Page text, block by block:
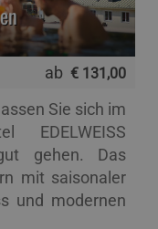
ab € 131,00
Sie sich im
gehen. Das
mit saisonaler
und modernen